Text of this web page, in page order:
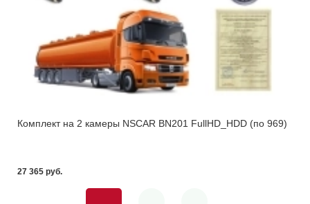
Комплект на 2 камеры NSCAR BN201 FullHD_HDD (по 969)
27 365 pуб.